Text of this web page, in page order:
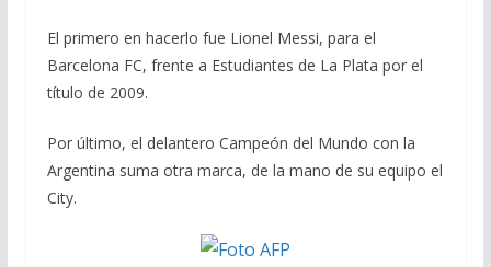
El primero en hacerlo fue Lionel Messi, para el
Barcelona FC, frente a Estudiantes de La Plata por el
título de 2009.
Por último, el delantero Campeón del Mundo con la
Argentina suma otra marca, de la mano de su equipo el
City.